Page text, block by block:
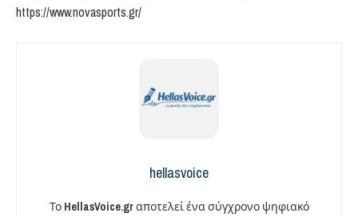
https://www.novasports.gr/
hellasvoice
Το HellasVoice.grαποτελεί ένα σύγχρονο ψηφιακό